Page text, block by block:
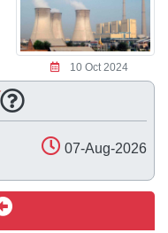
10 Oct 2024
07-Aug-2026